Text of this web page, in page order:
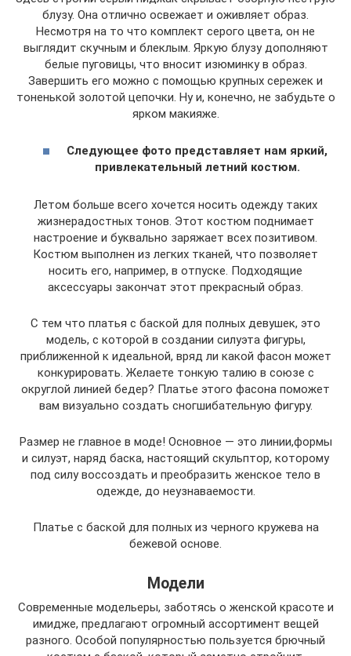
блузу. Она отлично освежает и оживляет образ.
Несмотря на то что комплект серого цвета, он не
выглядит скучным и блеклым. Яркую блузу дополняют
белые пуговицы, что вносит изюминку в образ.
Завершить его можно с помощью крупных сережек и
тоненькой золотой цепочки. Ну и, конечно, не забудьте о
ярком макияже.
Следующее фото представляет нам яркий,
привлекательный летний костюм.
Летом больше всего хочется носить одежду таких
жизнерадостных тонов. Этот костюм поднимает
настроение и буквально заряжает всех позитивом.
Костюм выполнен из легких тканей, что позволяет
носить его, например, в отпуске. Подходящие
аксессуары закончат этот прекрасный образ.
С тем что платья с баской для полных девушек, это
модель, с которой в создании силуэта фигуры,
приближенной к идеальной, вряд ли какой фасон может
конкурировать. Желаете тонкую талию в союзе с
округлой линией бедер? Платье этого фасона поможет
вам визуально создать сногшибательную фигуру.
Размер не главное в моде! Основное — это линии,формы
и силуэт, наряд баска, настоящий скульптор, которому
под силу воссоздать и преобразить женское тело в
одежде, до неузнаваемости.
Платье с баской для полных из черного кружева на
бежевой основе.
Модели
Современные модельеры, заботясь о женской красоте и
имидже, предлагают огромный ассортимент вещей
разного. Особой популярностью пользуется брючный